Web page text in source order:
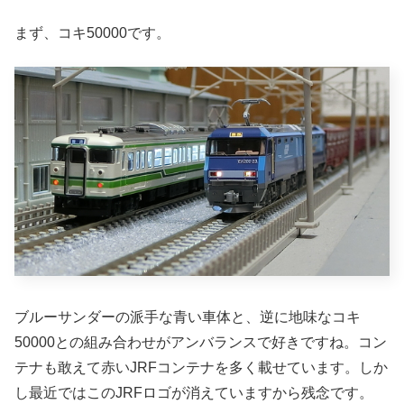
まず、コキ50000です。
ブルーサンダーの派手な青い車体と、逆に地味なコキ
50000との組み合わせがアンバランスで好きですね。コン
テナも敢えて赤いJRFコンテナを多く載せています。しか
し最近ではこのJRFロゴが消えていますから残念です。